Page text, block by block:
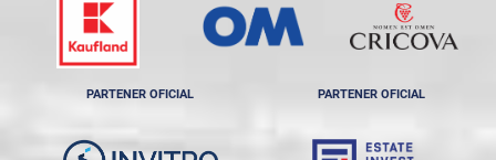
PARTENER OFICIAL PARTENER OFICIAL